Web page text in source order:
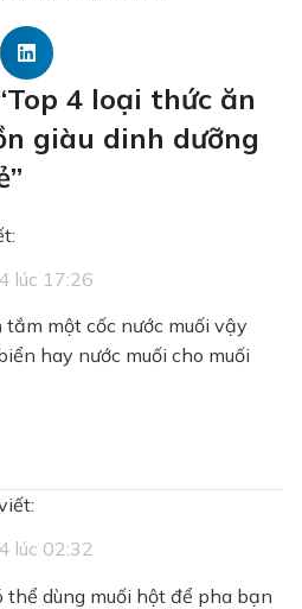
Top 4 loại thức ăn
giàu dinh dưỡng
”
lúc 17:26
tắm một cốc nước muối vậy
hay nước muối cho muối
lúc 02:32
thể dùng muối hột để pha bạn